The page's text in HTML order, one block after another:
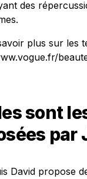
des
plus sur les
sont
par
David propose